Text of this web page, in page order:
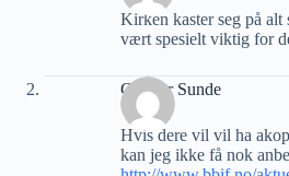
Kirken kaster seg på alt
vært spesielt viktig for
Gunnar Sunde
Hvis dere vil vil ha
kan jeg ikke få nok